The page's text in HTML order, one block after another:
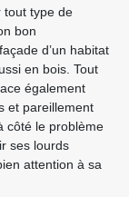
tout type de
bon
d’un habitat
en bois. Tout
également
et pareillement
côté le problème
ses lourds
attention à sa